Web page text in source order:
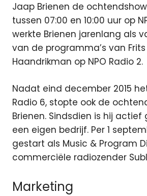
Jaap Brienen de ochtendshow
tussen 07:00 en 10:00 uur op
werkte Brienen jarenlang als
van de programma’s van
Haandrikman op NPO Radio 2.
Nadat eind december 2015
Radio 6, stopte ook de
Brienen. Sindsdien is hij
een eigen bedrijf. Per 1
gestart als Music & Program
commerciële radiozender
Marketing